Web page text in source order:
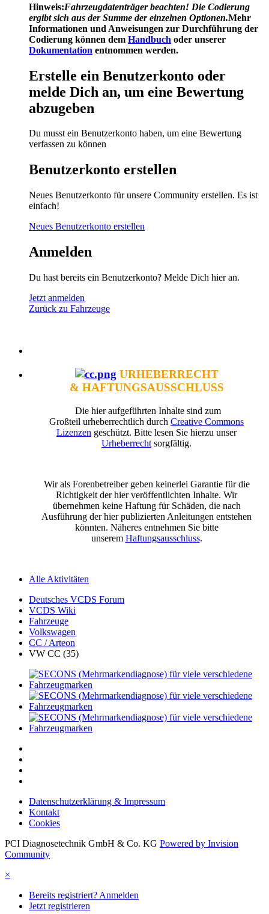
Hinweis:Fahrzeugdatenträgerbeachten! Die Codierung
ergibt sich aus der Summe der einzelnen Optionen.Mehr
Informationen und Anweisungen zur Durchführung der
Codierung können dem Handbuch oder unserer
Dokumentation entnommen werden.
Erstelle ein Benutzerkonto oder
melde Dich an, um eine Bewertung
abzugeben
Du musst ein Benutzerkonto haben, um eine Bewertung
verfassen zu können
Benutzerkonto erstellen
Neues Benutzerkonto für unsere Community erstellen. Es ist
einfach!
Neues Benutzerkonto erstellen
Anmelden
Du hast bereits ein Benutzerkonto? Melde Dich hier an.
Jetzt anmelden
Zurück zu Fahrzeuge
URHEBERRECHT
& HAFTUNGSAUSSCHLUSS
Die hier aufgeführten Inhalte sind zum
Großteil urheberrechtlich durch Creative Commons
Lizenzen geschützt. Bitte lesen Sie hierzu unser
Urheberrecht sorgfältig.
Wir als Forenbetreiber geben keinerlei Garantie für die
Richtigkeit der hier veröffentlichten Inhalte. Wir
übernehmen keine Haftung für Schäden, die nach
Ausführung der hier publizierten Anleitungen entstehen
könnten. Näheres entnehmen Sie bitte
unserem Haftungsausschluss.
Alle Aktivitäten
Deutsches VCDS Forum
VCDS Wiki
Fahrzeuge
Volkswagen
CC / Arteon
VW CC (35)
Datenschutzerklärung & Impressum
Kontakt
Cookies
PCI Diagnosetechnik GmbH & Co. KG Powered by Invision
Community
×
Bereits registriert? Anmelden
Jetzt registrieren